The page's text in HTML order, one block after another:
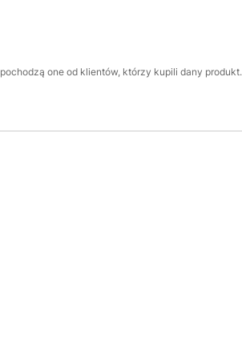
one od klientów, którzy kupili dany produkt.